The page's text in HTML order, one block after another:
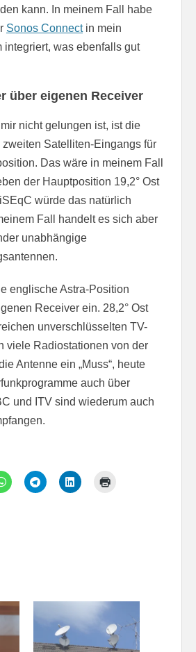
kann. In meinem Fall habe
Sonos Connectin mein
integriert, was ebenfalls gut
über eigenen Receiver
nicht gelungen ist, ist die
zweiten Satelliten-Eingangs für
Das wäre in meinem Fall
der Hauptposition 19,2° Ost
würde das natürlich
Fall handelt es sich aber
unabhängige
englische Astra-Position
Receiver ein. 28,2° Ost
unverschlüsselten TV-
viele Radiostationen von der
Antenne ein „Muss“, heute
auch über
und ITV sind wiederum auch